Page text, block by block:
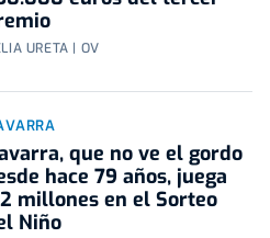
URETA | OV
que no ve el gordo
hace 79 años, juega
millones en el Sorteo
Niño